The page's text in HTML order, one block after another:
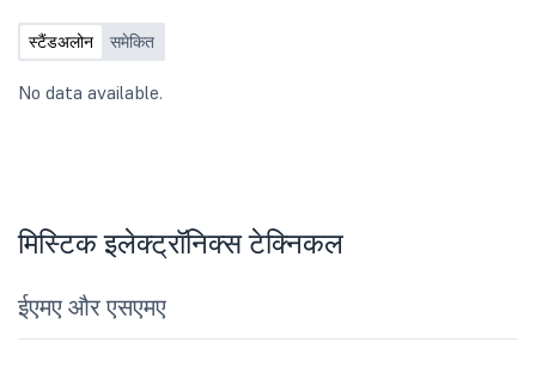
स्टैंडअलोन समेकित
No data available.
मिस्टिक इलेक्ट्रॉनिक्स टेक्निकल
ईएमए और एसएमए